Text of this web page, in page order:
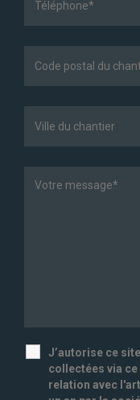
J’autorise ce
collectées via
relation avec